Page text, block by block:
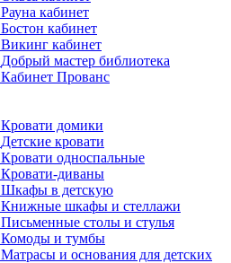
Рауна кабинет
Бостон кабинет
Викинг кабинет
Добрый мастер библиотека
Кабинет Прованс
Кровати домики
Детские кровати
Кровати односпальные
Кровати-диваны
Шкафы в детскую
Книжные шкафы и стеллажи
Письменные столы и стулья
Комоды и тумбы
Матрасы и основания для детских